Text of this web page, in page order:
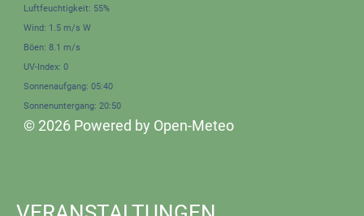
Luftfeuchtigkeit: 55%
Wind: 1.5 m/s W
Böen: 8.1 m/s
UV-Index: 0
Sonnenaufgang: 05:40
Sonnenuntergang: 20:50
© 2026 Powered by Open-Meteo